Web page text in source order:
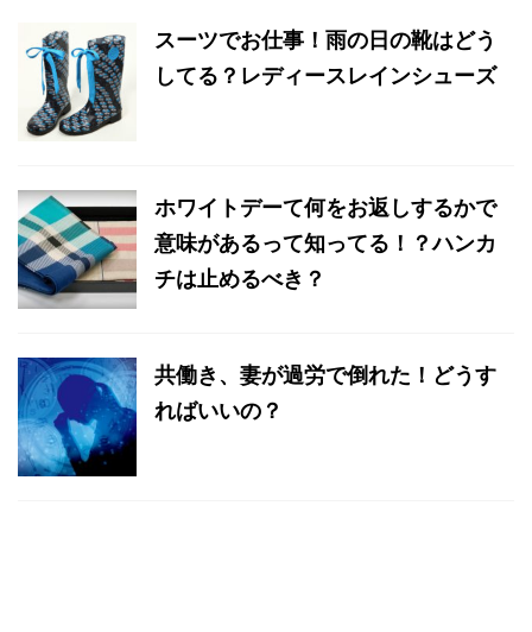
スーツでお仕事！雨の日の靴はどう
してる？レディースレインシューズ
ホワイトデーて何をお返しするかで
意味があるって知ってる！？ハンカ
チは止めるべき？
共働き、妻が過労で倒れた！どうす
ればいいの？